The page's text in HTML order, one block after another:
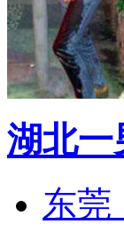
湖北一
东莞